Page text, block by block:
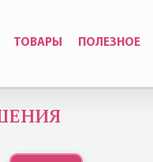
ТОВАРЫ ПОЛЕЗНОЕ